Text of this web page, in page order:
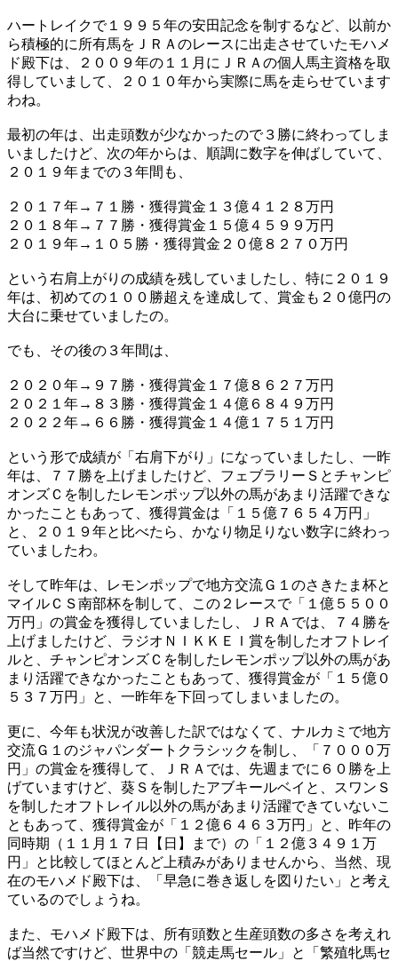
ハートレイクで１９９５年の安田記念を制するなど、以前か
ら積極的に所有馬をＪＲＡのレースに出走させていたモハメ
ド殿下は、２００９年の１１月にＪＲＡの個人馬主資格を取
得していまして、２０１０年から実際に馬を走らせています
わね。
最初の年は、出走頭数が少なかったので３勝に終わってしま
いましたけど、次の年からは、順調に数字を伸ばしていて、
２０１９年までの３年間も、
２０１７年→７１勝・獲得賞金１３億４１２８万円
２０１８年→７７勝・獲得賞金１５億４５９９万円
２０１９年→１０５勝・獲得賞金２０億８２７０万円
という右肩上がりの成績を残していましたし、特に２０１９
年は、初めての１００勝超えを達成して、賞金も２０億円の
大台に乗せていましたの。
でも、その後の３年間は、
２０２０年→９７勝・獲得賞金１７億８６２７万円
２０２１年→８３勝・獲得賞金１４億６８４９万円
２０２２年→６６勝・獲得賞金１４億１７５１万円
という形で成績が「右肩下がり」になっていましたし、一昨
年は、７７勝を上げましたけど、フェブラリーＳとチャンピ
オンズＣを制したレモンポップ以外の馬があまり活躍できな
かったこともあって、獲得賞金は「１５億７６５４万円」
と、２０１９年と比べたら、かなり物足りない数字に終わっ
ていましたわ。
そして昨年は、レモンポップで地方交流Ｇ１のさきたま杯と
マイルＣＳ南部杯を制して、この２レースで「１億５５００
万円」の賞金を獲得していましたし、ＪＲＡでは、７４勝を
上げましたけど、ラジオＮＩＫＫＥＩ賞を制したオフトレイ
ルと、チャンピオンズＣを制したレモンポップ以外の馬があ
まり活躍できなかったこともあって、獲得賞金が「１５億０
５３７万円」と、一昨年を下回ってしまいましたの。
更に、今年も状況が改善した訳ではなくて、ナルカミで地方
交流Ｇ１のジャパンダートクラシックを制し、「７０００万
円」の賞金を獲得して、ＪＲＡでは、先週までに６０勝を上
げていますけど、葵Ｓを制したアブキールベイと、スワンＳ
を制したオフトレイル以外の馬があまり活躍できていないこ
ともあって、獲得賞金が「１２億６４６３万円」と、昨年の
同時期（１１月１７日【日】まで）の「１２億３４９１万
円」と比較してほとんど上積みがありませんから、当然、現
在のモハメド殿下は、「早急に巻き返しを図りたい」と考え
ているのでしょうね。
また、モハメド殿下は、所有頭数と生産頭数の多さを考えれ
ば当然ですけど、世界中の「競走馬セール」と「繁殖牝馬セ